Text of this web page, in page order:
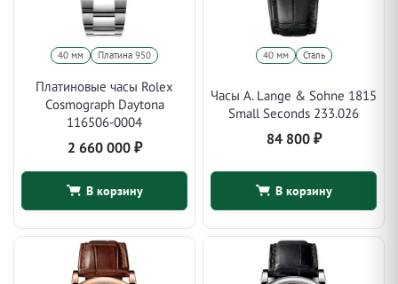
40 мм Платина 950
Платиновые часы Rolex
Cosmograph Daytona
116506-0004
2 660 000 ₽
В корзину
40 мм Сталь
Часы A. Lange & Sohne 1815
Small Seconds 233.026
84 800 ₽
В корзину